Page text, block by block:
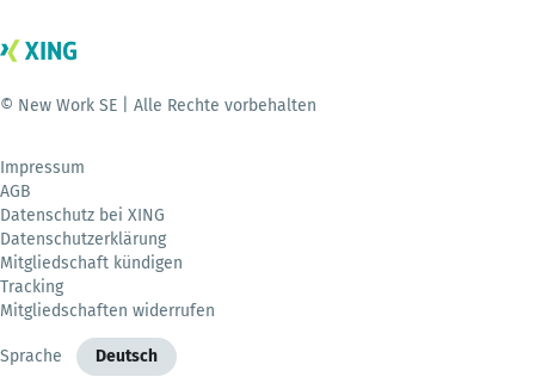
© New Work SE | Alle Rechte vorbehalten
Impressum
AGB
Datenschutz bei XING
Datenschutzerklärung
Mitgliedschaft kündigen
Tracking
Mitgliedschaften widerrufen
Sprache Deutsch